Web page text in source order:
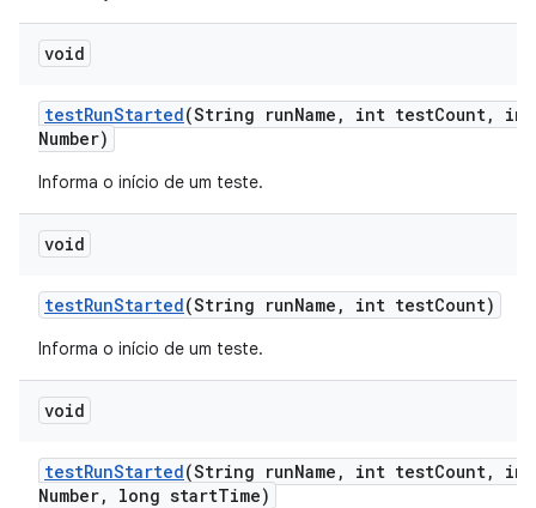
void
testRunStarted(String runName , int testCount,
int
Number)
Informa o início de um teste.
void
testRunStarted(String runName , int testCount)
Informa o início de um teste.
void
testRunStarted(String runName , int testCount,
int
Number, long startTime)